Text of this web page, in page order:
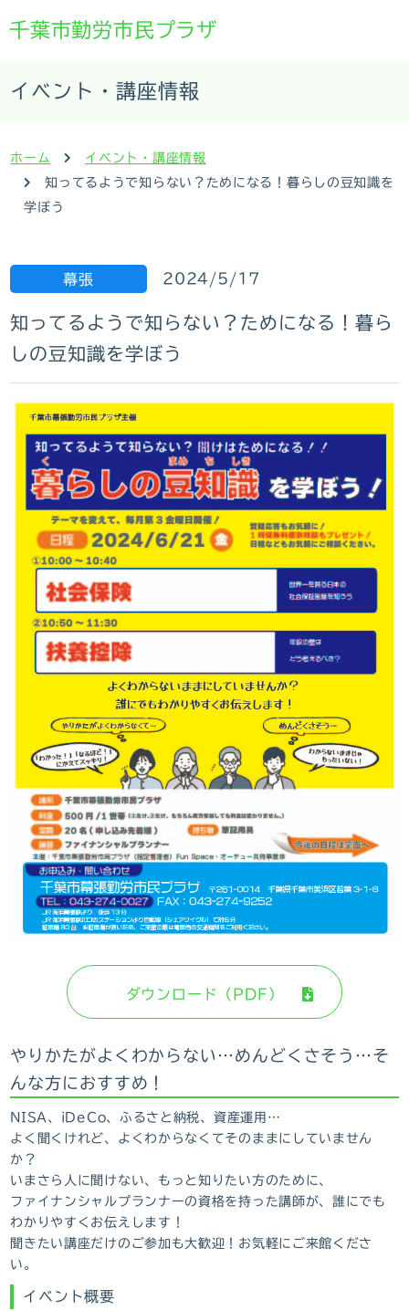
千葉市勤労市民プラザ
イベント・講座情報
ホーム
イベント・講座情報
知ってるようで知らない？ためになる！暮らしの豆知識を
学ぼう
幕張 2024/5/17
知ってるようで知らない？ためになる！暮ら
しの豆知識を学ぼう
ダウンロード（PDF）
やりかたがよくわからない…めんどくさそう…そ
んな方におすすめ！
NISA、iDeCo、ふるさと納税、資産運用…
よく聞くけれど、よくわからなくてそのままにしていません
か？
いまさら人に聞けない、もっと知りたい方のために、
ファイナンシャルプランナーの資格を持った講師が、誰にでも
わかりやすくお伝えします！
聞きたい講座だけのご参加も大歓迎！お気軽にご来館くださ
い。
イベント概要